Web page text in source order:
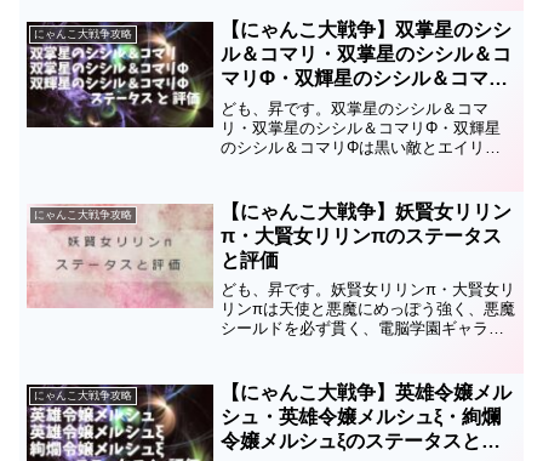
で、育成の順番や編成、キャッツアイを
使うかどうかの参考に...
にゃんこ大戦争攻略
【にゃんこ大戦争】双掌星のシシ
ル＆コマリ・双掌星のシシル＆コ
マリΦ・双輝星のシシル＆コマリ
Φのステータスと評価
ども、昇です。双掌星のシシル＆コマ
リ・双掌星のシシル＆コマリΦ・双輝星
のシシル＆コマリΦは黒い敵とエイリア
激レアキャラです。このページでは双掌
星のシシル＆コマリ・双掌星...
にゃんこ大戦争攻略
【にゃんこ大戦争】妖賢女リリン
π・大賢女リリンπのステータス
と評価
ども、昇です。妖賢女リリンπ・大賢女リ
リンπは天使と悪魔にめっぽう強く、悪魔
シールドを必ず貫く、電脳学園ギャラク
π・大賢女リリンπのステータスと評価に
ついてまとめている...
にゃんこ大戦争攻略
【にゃんこ大戦争】英雄令嬢メル
シュ・英雄令嬢メルシュξ・絢爛
令嬢メルシュξのステータスと評